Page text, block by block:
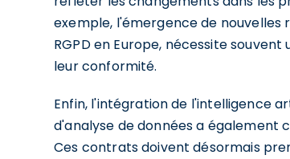
exemple, l'émergence de
RGPD en Europe, nécessite
leur conformité.
Enfin, l'intégration de l'intelligence
d'analyse de données a également
Ces contrats doivent désormais